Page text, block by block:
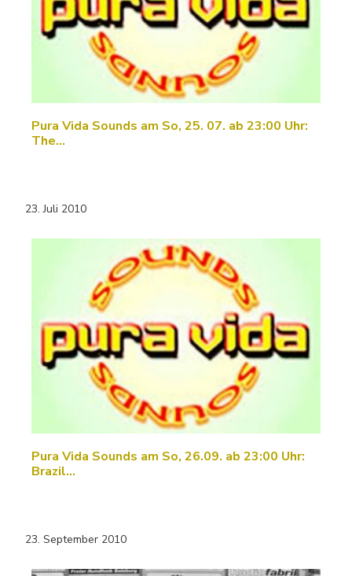
Pura Vida Sounds am So, 25. 07. ab 23:00 Uhr:
The…
23. Juli 2010
Pura Vida Sounds am So, 26.09. ab 23:00 Uhr:
Brazil…
23. September 2010